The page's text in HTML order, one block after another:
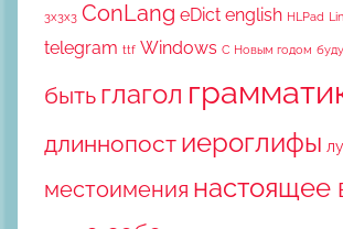
3x3x3 ConLang eDict english HLPad
telegram ttf Windows С Новым годом
быть глагол
длиннопост иероглифы
местоимения настоящее